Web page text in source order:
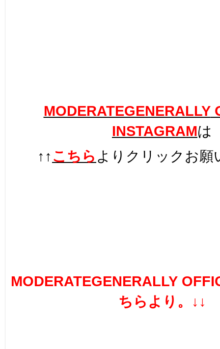
MODERATEGENERALLY
INSTAGRAMは
↑↑ こちら よりクリックお願
MODERATEGENERALLY
ちらより。↓↓